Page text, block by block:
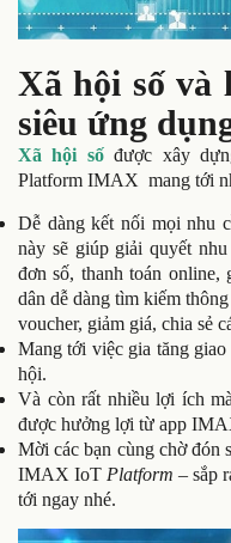
Xã hội số và
siêu ứng
Xã hội sốđược xây
Platform IMAX mang tới
Dễ dàng kết nối mọi nhu
này sẽ giúp giải quyết
đơn số, thanh toán
dân dễ dàng tìm kiếm
voucher, giảm giá, chia sẻ
Mang tới việc gia tăng
hội.
Và còn rất nhiều lợi ích
được hưởng lợi từ app
Mời các bạn cùng chờ
IMAX IoT Platform – sắp
tới ngay nhé.